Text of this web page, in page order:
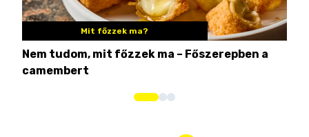
Mit főzzek ma?
Nem tudom, mit főzzek ma – Főszerepben a
camembert